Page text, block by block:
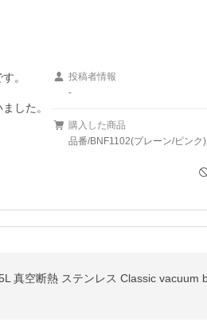
。
した。
投稿者情報
-
購入した商品
品番/BNF1102(プレーン/ピンク)